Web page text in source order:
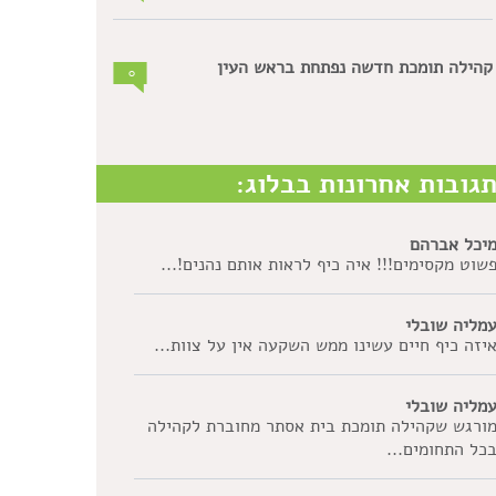
קהילה תומכת חדשה נפתחת בראש העין 0
תגובות אחרונות בבלוג:
מיכל אברהם
פשוט מקסימים!!! איה כיף לראות אותם נהנים!...
עמליה שובלי
איזה כיף חיים עשינו ממש השקעה אין על צוות...
עמליה שובלי
מורגש שקהילה תומכת בית אסתר מחוברת לקהילה
בכל התחומים...